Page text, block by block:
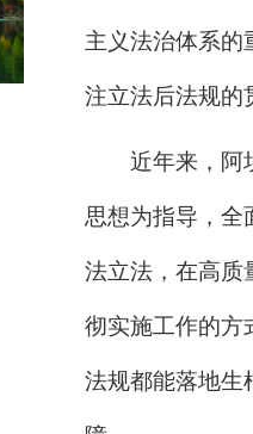
主义法治体系的
注立法后法规的
近年来， 阿
思想为指导，全
法立法，在高质
彻实施工作的方
法规都能落地生